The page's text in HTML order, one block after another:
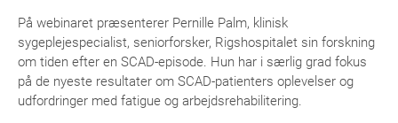
På webinaret præsenterer Pernille Palm, klinisk
sygeplejespecialist, seniorforsker, Rigshospitalet sin forskning
om tiden efter en SCAD-episode. Hun har i særlig grad fokus
på de nyeste resultater om SCAD-patienters oplevelser og
udfordringer med fatigue og arbejdsrehabilitering.